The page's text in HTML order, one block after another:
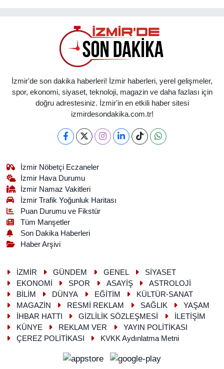
İzmir'de son dakika haberleri! İzmir haberleri, yerel gelişmeler,
spor, ekonomi, siyaset, teknoloji, magazin ve daha fazlası için
doğru adrestesiniz. İzmir'in en etkili haber sitesi
izmirdesondakika.com.tr!
İzmir Nöbetçi Eczaneler
İzmir Hava Durumu
İzmir Namaz Vakitleri
İzmir Trafik Yoğunluk Haritası
Puan Durumu ve Fikstür
Tüm Manşetler
Son Dakika Haberleri
Haber Arşivi
İZMİR GÜNDEM GENEL
SİYASET
EKONOMİ
SPOR ASAYİŞ
ASTROLOJİ
BİLİM
DÜNYA EĞİTİM
KÜLTÜR-SANAT
MAGAZİN
RESMİ REKLAM SAĞLIK
YAŞAM
İHBAR HATTI
GİZLİLİK SÖZLEŞMESİ
İLETİŞİM
KÜNYE
REKLAM VER
YAYIN POLİTİKASI
ÇEREZ POLİTİKASI
KVKK Aydınlatma Metni